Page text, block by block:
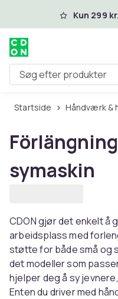
Spring til Kun 299
Søg efter produkter
Startside Håndværk
symaskin
CDON gjør det enkelt å
arbeidsplass med
støtte for både små og
det modeller som
hjelper deg å sy
Enten du driver med